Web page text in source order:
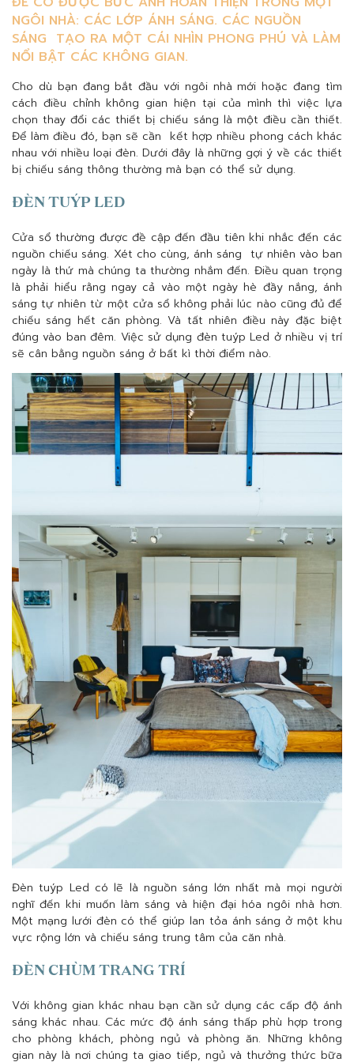
NGÔI NHÀ: CÁC LỚP ÁNH SÁNG. CÁC NGUỒN
SÁNG TẠO RA MỘT CÁI NHÌN PHONG PHÚ VÀ LÀM
NỔI BẬT CÁC KHÔNG GIAN.
Cho dù bạn đang bắt đầu với ngôi nhà mới hoặc đang tìm
cách điều chỉnh không gian hiện tại của mình thì việc lựa
chọn thay đổi các thiết bị chiếu sáng là một điều cần thiết.
Để làm điều đó, bạn sẽ cần kết hợp nhiều phong cách khác
nhau với nhiều loại đèn. Dưới đây là những gợi ý về các thiết
bị chiếu sáng thông thường mà bạn có thể sử dụng.
ĐÈN TUÝP LED
Cửa sổ thường được đề cập đến đầu tiên khi nhắc đến các
nguồn chiếu sáng. Xét cho cùng, ánh sáng tự nhiên vào ban
ngày là thứ mà chúng ta thường nhắm đến. Điều quan trọng
là phải hiểu rằng ngay cả vào một ngày hè đầy nắng, ánh
sáng tự nhiên từ một cửa sổ không phải lúc nào cũng đủ để
chiếu sáng hết căn phòng. Và tất nhiên điều này đặc biệt
đúng vào ban đêm. Việc sử dụng đèn tuýp Led ở nhiều vị trí
sẽ cân bằng nguồn sáng ở bất kì thời điểm nào.
Đèn tuýp Led có lẽ là nguồn sáng lớn nhất mà mọi người
nghĩ đến khi muốn làm sáng và hiện đại hóa ngôi nhà hơn.
Một mạng lưới đèn có thể giúp lan tỏa ánh sáng ở một khu
vực rộng lớn và chiếu sáng trung tâm của căn nhà.
ĐÈN CHÙM TRANG TRÍ
Với không gian khác nhau bạn cần sử dụng các cấp độ ánh
sáng khác nhau. Các mức độ ánh sáng thấp phù hợp trong
cho phòng khách, phòng ngủ và phòng ăn. Những không
gian này là nơi chúng ta giao tiếp, ngủ và thưởng thức bữa